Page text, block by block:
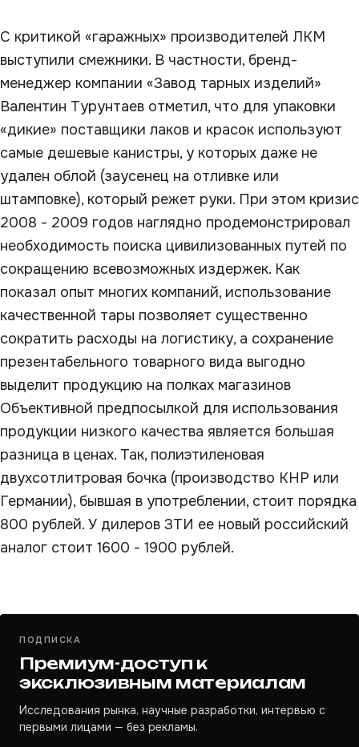
С критикой «гаражных» производителей ЛКМ
выступили смежники. В частности, бренд-
менеджер компании «Завод тарных изделий»
Валентин Турунтаев отметил, что для упаковки
«дикие» поставщики лаков и красок используют
самые дешевые канистры, у которых даже не
удален облой (заусенец на отливке или
штамповке), который режет руки. При этом кризис
2008 - 2009 годов наглядно продемонстрировал
необходимость поиска цивилизованных путей по
сокращению всевозможных издержек. Как
показал опыт многих компаний, использование
качественной тары позволяет существенно
сократить расходы на логистику, а сохранение
презентабельного товарного вида выгодно
выделит продукцию на полках магазинов
Объективной предпосылкой для использования
продукции низкого качества является большая
разница в ценах. Так, полиэтиленовая
двухсотлитровая бочка (производство КНР или
Германии), бывшая в употреблении, стоит порядка
800 рублей. У дилеров ЗТИ ее новый российский
аналог стоит 1600 - 1900 рублей.
ПОДПИСКА
Премиум-доступ к
эксклюзивным материалам
Исследования рынка, научные разработки, интервью с
первыми лицами — без рекламы.